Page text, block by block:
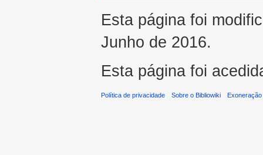
Esta página foi
Junho de 2016.
Esta página foi
Política de privacidade Sobre o Bibliowiki